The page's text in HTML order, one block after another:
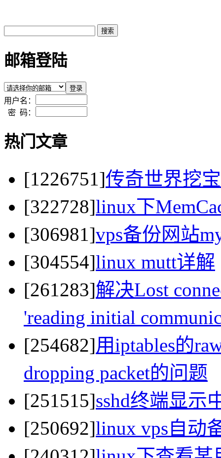
邮箱登陆
用户名：
密 码：
热门文章
[1226751]传奇世界挖
[322728]linux下
[306981]vps备份网站
[304554]linux mutt详解
[261283]解决Lost
'reading initial
[254682]用iptables的
dropping packet的问题
[251515]sshd终端显示
[250692]linux vps自动